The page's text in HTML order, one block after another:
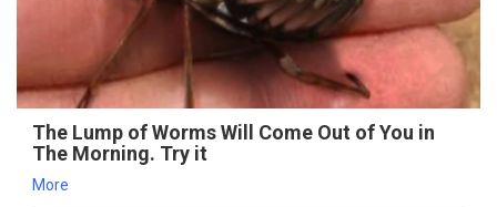
The Lump of Worms Will Come Out of You in
The Morning. Try it
More